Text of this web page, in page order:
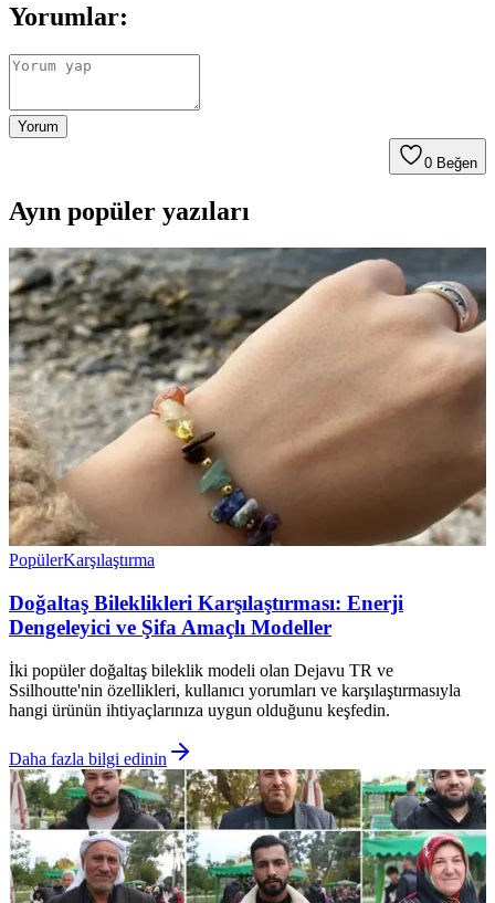
Yorumlar:
Yorum
0 Beğen
Ayın popüler yazıları
PopülerKarşılaştırma
Doğaltaş Bileklikleri Karşılaştırması: Enerji
Dengeleyici ve Şifa Amaçlı Modeller
İki popüler doğaltaş bileklik modeli olan Dejavu TR ve
Ssilhoutte'nin özellikleri, kullanıcı yorumları ve karşılaştırmasıyla
hangi ürünün ihtiyaçlarınıza uygun olduğunu keşfedin.
Daha fazla bilgi edinin